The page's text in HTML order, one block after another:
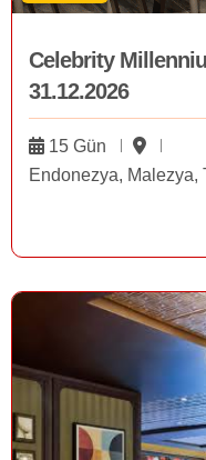
Celebrity
31.12.2026
15 Gün
Endonezya, Malezya,